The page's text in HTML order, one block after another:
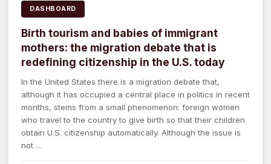
DASHBOARD
Birth tourism and babies of immigrant
mothers: the migration debate that is
redefining citizenship in the U.S. today
In the United States there is a migration debate that,
although it has occupied a central place in politics in recent
months, stems from a small phenomenon: foreign women
who travel to the country to give birth so that their children
obtain U.S. citizenship automatically. Although the issue is
not …